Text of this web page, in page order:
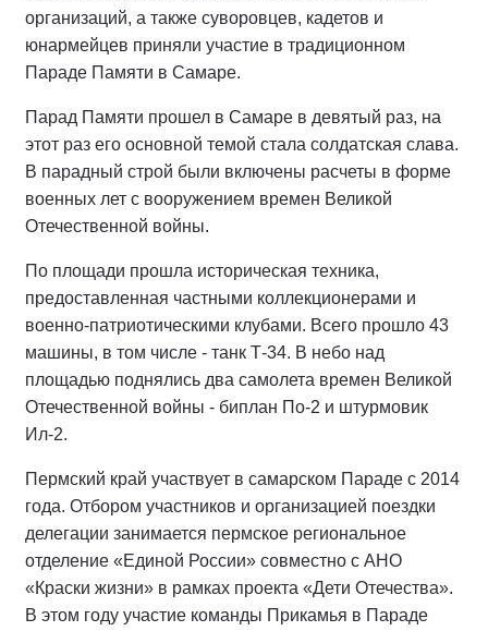
организаций, а также суворовцев, кадетов и
юнармейцев приняли участие в традиционном
Параде Памяти в Самаре.
Парад Памяти прошел в Самаре в девятый раз, на
этот раз его основной темой стала солдатская слава.
В парадный строй были включены расчеты в форме
военных лет с вооружением времен Великой
Отечественной войны.
По площади прошла историческая техника,
предоставленная частными коллекционерами и
военно-патриотическими клубами. Всего прошло 43
машины, в том числе - танк Т-34. В небо над
площадью поднялись два самолета времен Великой
Отечественной войны - биплан По-2 и штурмовик
Ил-2.
Пермский край участвует в самарском Параде с 2014
года. Отбором участников и организацией поездки
делегации занимается пермское региональное
отделение «Единой России» совместно с АНО
«Краски жизни» в рамках проекта «Дети Отечества».
В этом году участие команды Прикамья в Параде